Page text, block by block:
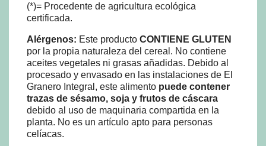
(*)= Procedente de agricultura ecológica
certificada.
Alérgenos: Este producto CONTIENE GLUTEN
por la propia naturaleza del cereal. No contiene
aceites vegetales ni grasas añadidas. Debido al
procesado y envasado en las instalaciones de El
Granero Integral, este alimento puede contener
trazas de sésamo, soja y frutos de cáscara
debido al uso de maquinaria compartida en la
planta. No es un artículo apto para personas
celíacas.